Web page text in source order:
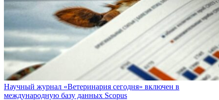
Научный журнал «Ветеринария сегодня» включен в
международную базу данных Scopus